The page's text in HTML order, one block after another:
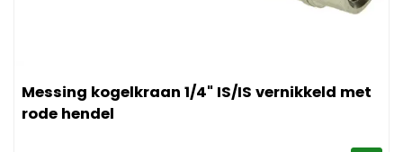
Messing kogelkraan 1/4" IS/IS vernikkeld met
rode hendel